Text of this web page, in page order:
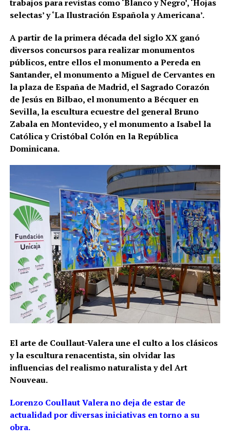
trabajos para revistas como ‘Blanco y Negro’, ‘Hojas
selectas’ y ‘La Ilustración Española y Americana’.
A partir de la primera década del siglo XX ganó
diversos concursos para realizar monumentos
públicos, entre ellos el monumento a Pereda en
Santander, el monumento a Miguel de Cervantes en
la plaza de España de Madrid, el Sagrado Corazón
de Jesús en Bilbao, el monumento a Bécquer en
Sevilla, la escultura ecuestre del general Bruno
Zabala en Montevideo, y el monumento a Isabel la
Católica y Cristóbal Colón en la República
Dominicana.
El arte de Coullaut-Valera une el culto a los clásicos
y la escultura renacentista, sin olvidar las
influencias del realismo naturalista y del Art
Nouveau.
Lorenzo Coullaut Valera no deja de estar de
actualidad por diversas iniciativas en torno a su
obra.